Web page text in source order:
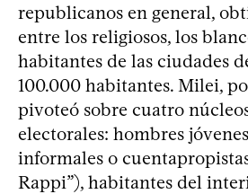
republicanos en general,
entre los religiosos, los
habitantes de las ciudades
100.000 habitantes. Milei,
pivoteó sobre cuatro
electorales: hombres
informales o
Rappi”), habitantes del